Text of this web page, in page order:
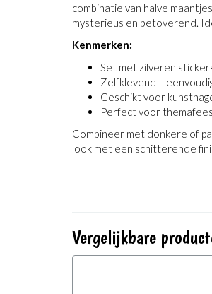
combinatie van halve
mysterieus en betoverend.
Kenmerken:
Set met zilveren
Zelfklevend –
Geschikt voor
Perfect voor
Combineer met donkere of
look met een schitterende
Vergelijkbare